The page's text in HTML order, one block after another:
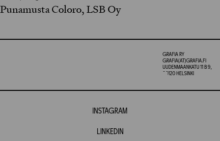
Punamusta Coloro, LSB Oy
GRAFIA RY
GRAFIA(AT)GRAFIA.FI
UUDENMAANKATU 11 B 9,
00120 HELSINKI
INSTAGRAM
LINKEDIN